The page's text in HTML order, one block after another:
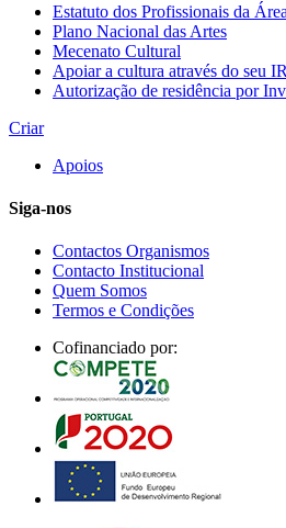
Estatuto dos Profissionais da
Plano Nacional das Artes
Mecenato Cultural
Apoiar a cultura através do seu
Autorização de residência por
Criar
Apoios
Siga-nos
Contactos Organismos
Contacto Institucional
Quem Somos
Termos e Condições
Cofinanciado por: